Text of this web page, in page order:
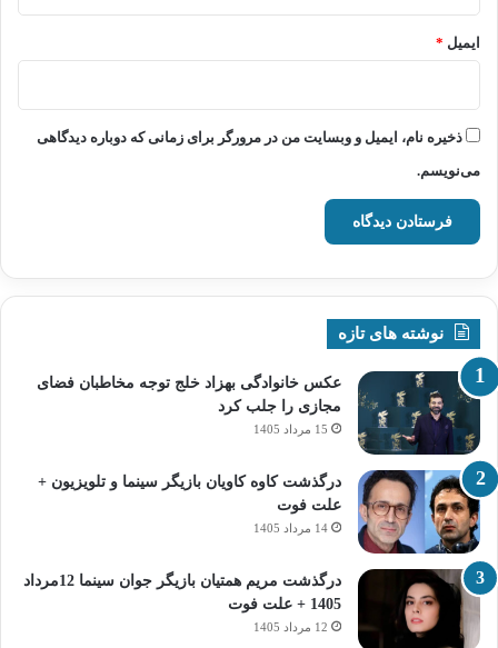
ایمیل *
ذخیره نام، ایمیل و وبسایت من در مرورگر برای زمانی که دوباره دیدگاهی
می‌نویسم.
نوشته های تازه
عکس خانوادگی بهزاد خلج توجه مخاطبان فضای
مجازی را جلب کرد
15 مرداد 1405
درگذشت کاوه کاویان بازیگر سینما و تلویزیون +
علت فوت
14 مرداد 1405
درگذشت مریم همتیان بازیگر جوان سینما 12مرداد
1405 + علت فوت
12 مرداد 1405